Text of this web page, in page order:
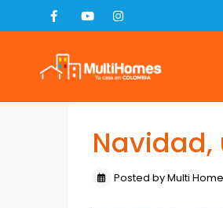
Posted by Multi